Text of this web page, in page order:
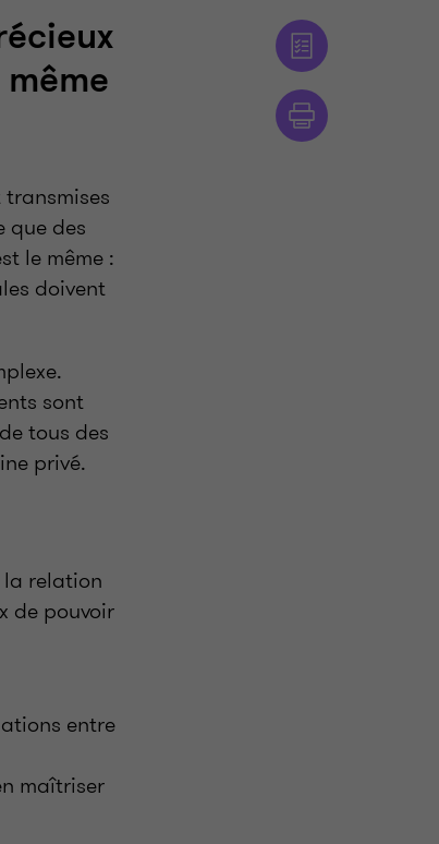
que des
le même :
doivent
sont
tous des
privé.
la relation
de pouvoir
entre
maîtriser